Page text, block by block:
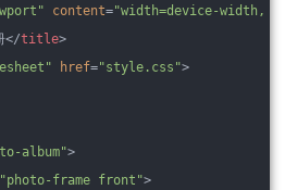
content="width=device-width,
</title>
href="style.css">
album">
"photo-frame front">